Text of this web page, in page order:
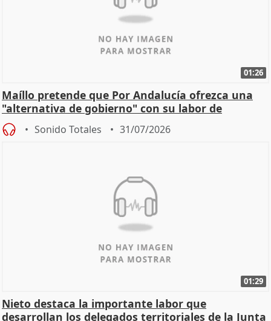
01:26
Maíllo pretende que Por Andalucía ofrezca una
"alternativa de gobierno" con su labor de
oposición
Sonido Totales 31/07/2026
01:29
Nieto destaca la importante labor que
desarrollan los delegados territoriales de la Junta